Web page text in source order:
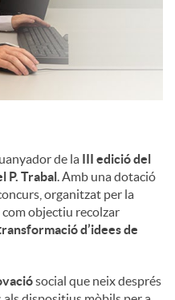
de la III edició del
P. Trabal. Amb una dotació
organitzat per la
com objectiu recolzar
d’idees de
social que neix després